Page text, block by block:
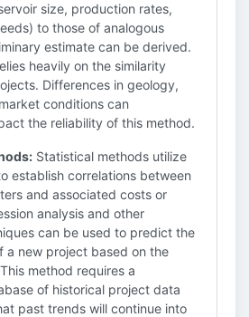
size, production rates,
to those of analogous
estimate can be derived.
heavily on the similarity
Differences in geology,
conditions can
the reliability of this method.
Statistical methods utilize
establish correlations between
and associated costs or
analysis and other
can be used to predict the
a new project based on the
method requires a
of historical project data
past trends will continue into